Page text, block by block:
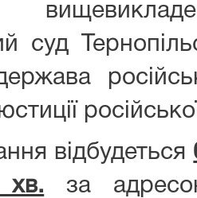
суд
відбудеться
за